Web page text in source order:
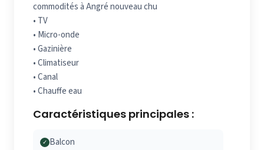
commodités à Angré nouveau chu
• TV
• Micro-onde
• Gazinière
• Climatiseur
• Canal
• Chauffe eau
Caractéristiques principales :
✓ Balcon